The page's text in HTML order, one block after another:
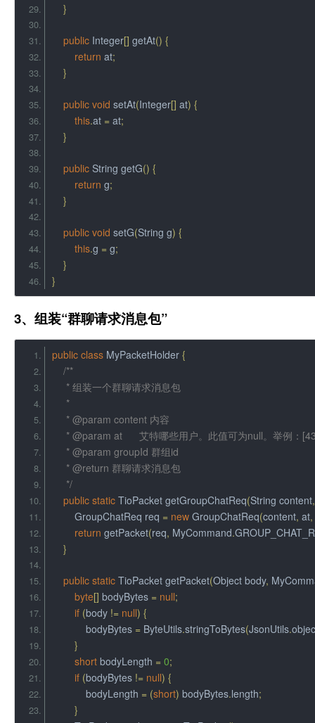
}
public Integer[] getAt() {
return at;
}
public void setAt(Integer[] at) {
this.at = at;
}
public String getG() {
return g;
}
public void setG(String g) {
this.g = g;
}
}
3、组装“群聊请求消息包”
public class MyPacketHolder {
/**
     * 组装一个群聊请求消息包
     *
     * @param content 内容
* @param at      艾特哪些用户。此值可为null。举例
     * @param groupId 群组id
     * @return 群聊请求消息包
     */
public static TioPacket getGroupChatReq(String content,
GroupChatReq req = new GroupChatReq(content, at,
return getPacket(req, MyCommand.
}
public static TioPacket getPacket(Object body,
byte[] bodyBytes = null;
if (body != null) {
            bodyBytes
= ByteUtils.stringToBytes(JsonUtils.
}
short bodyLength = 0;
if (bodyBytes != null) {
            bodyLength
= (short) bodyBytes.length;
}